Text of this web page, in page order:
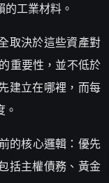
工業材料。
取決於這些資產對
重要性，並不低於
建立在哪裡，而每
的核心邏輯：優先
括主權債務、黃金